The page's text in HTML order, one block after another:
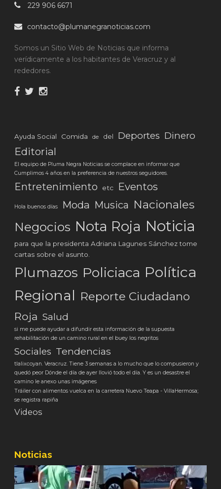
229 906 6671
contacto@plumanegranoticias.com
Somos un Sitio Web de Noticias que informa
verídicamente a los habitantes de Veracruz y al
rededores.
Ayuda Social Comida de del Deportes Dinero
Editorial
El equipo de Pluma Negra Noticias se complace en informar que
Cumplimos 4 años en la preferencia de nuestros seguidores.
Entretenimiento etc Eventos
Hola buenos días Moda Musica Nacionales
Negocios Nota Roja Noticia
para que la presidenta Adriana Lagunes Sánchez tome
cartas sobre el asunto.
Plumazos Policiaca Política
Regional Reporte Ciudadano
Roja Salud
si me puede ayudar a difundir esta información de la supuesta
rehabilitación de un camino rural en el buey los negritos
Sociales Tendencias
tlalixcoyan. Veracruz. Tiene 3 semanas a lo mucho que lo compusieron y
quedó peor Dónde el día de ayer llovió todo el día. Y es un desastre el
camino le anexo unas imágenes
Tráiler con alimentos vuelca en la carretera Nuevo Teapa - VillaHermosa;
se registra rapiña
Videos
Noticias